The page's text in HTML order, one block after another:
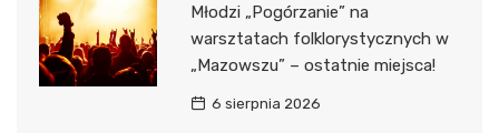
Młodzi „Pogórzanie” na
warsztatach folklorystycznych w
„Mazowszu” – ostatnie miejsca!
6 sierpnia 2026